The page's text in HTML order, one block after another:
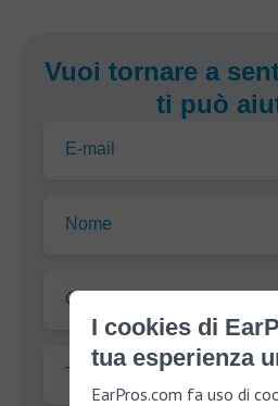
Vuoi tornare a
ti può
E-mail
Nome
Cognome
Telefono
I cookies di
tua esperienza
EarPros.com fa uso di